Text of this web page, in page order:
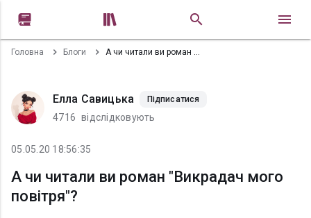
 
Головна Блоги А чи читали ви роман "Викрадач мого повітря"?
Елла Савицька Підписатися
4716 відслідковують
05.05.20 18:56:35
А чи читали ви роман "Викрадач мого
повітря"?